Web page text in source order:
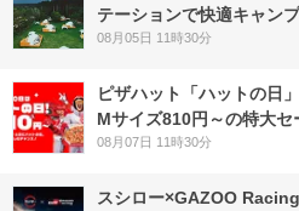
テーションで快適キャン
08月05日 11時30分
ピザハット「ハットの日
Mサイズ810円～の特大セ
08月07日 11時30分
スシロー×GAZOO